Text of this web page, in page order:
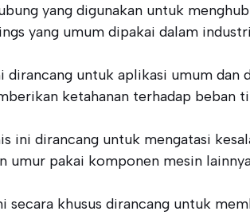
yang digunakan untuk
yang umum dipakai dalam
dirancang untuk aplikasi umum
ketahanan terhadap beban
ini dirancang untuk mengatasi
umur pakai komponen mesin
secara khusus dirancang untuk